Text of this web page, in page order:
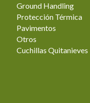
Ground Handling
Protección Térmica
Pavimentos
Otros
Cuchillas Quitanieves